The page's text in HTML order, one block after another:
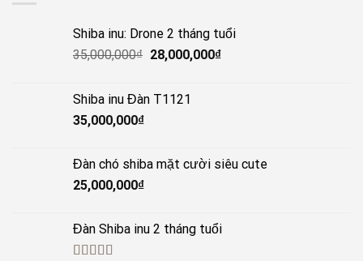
Shiba inu: Drone 2 tháng tuổi
35,000,000₫ Giá
35,000,000₫.
28,000,000₫Giá
Shiba inu Đàn T1121
35,000,000₫
Đàn chó shiba mặt cười siêu cute
25,000,000₫
Đàn Shiba inu 2 tháng tuổi